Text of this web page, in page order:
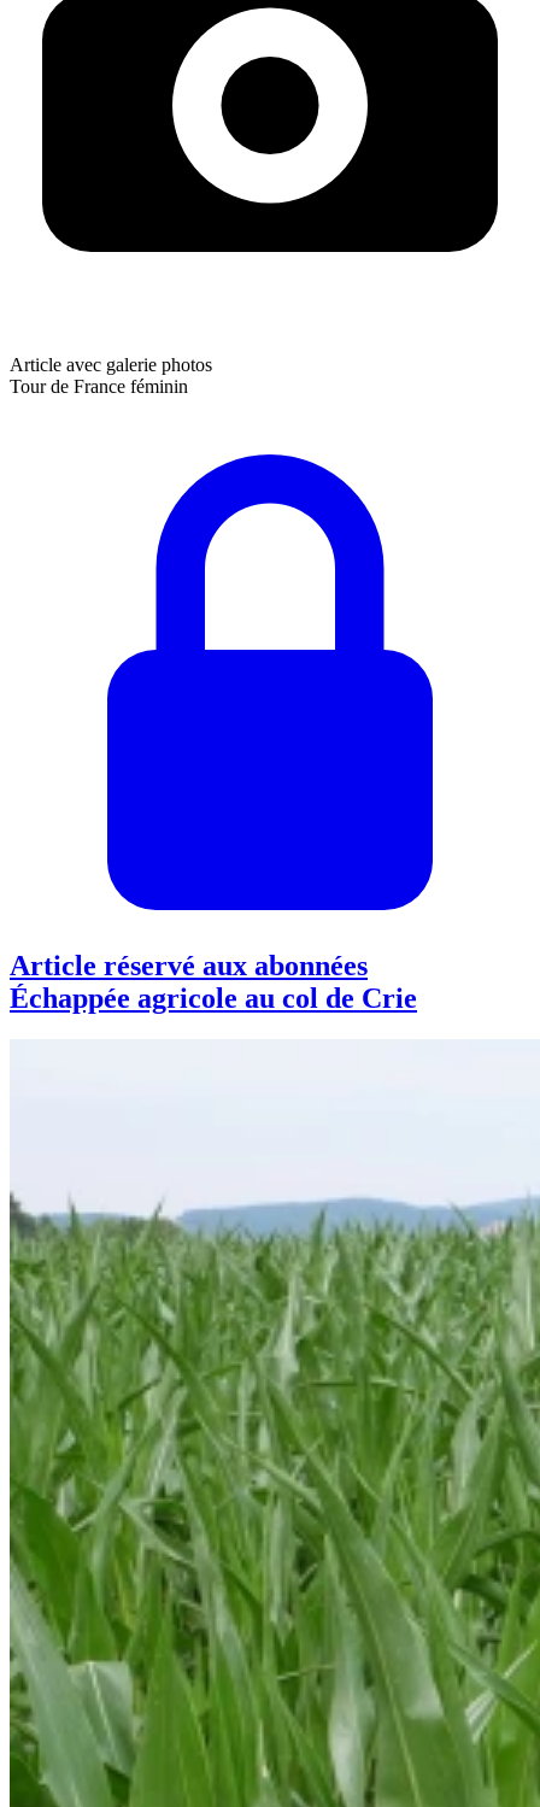
Article avec galerie photos
Tour de France féminin
Article réservé aux abonnées
Échappée agricole au col de Crie